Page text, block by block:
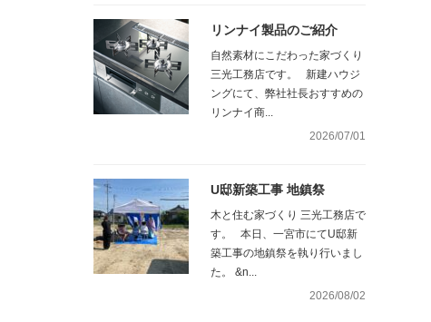
リンナイ製品のご紹介
自然素材にこだわった家づくり
三光工務店です。 新建ハウジ
ングにて、弊社社長おすすめの
リンナイ商...
2026/07/01
U邸新築工事 地鎮祭
木と住む家づくり 三光工務店で
す。 本日、一宮市にてU邸新
築工事の地鎮祭を執り行いまし
た。 &n...
2026/08/02